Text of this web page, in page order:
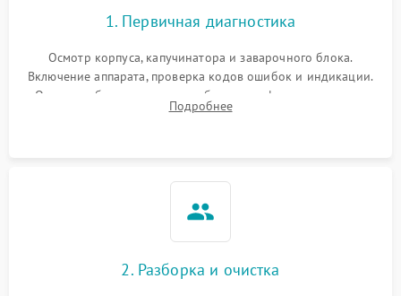
1. Первичная диагностика
Осмотр корпуса, капучинатора и заварочного блока.
Включение аппарата, проверка кодов ошибок и индикации.
Оценка работы помпы, термоблока и кофемолки на слух.
Измерение температуры и давления воды для выявления
Подробнее
2. Разборка и очистка